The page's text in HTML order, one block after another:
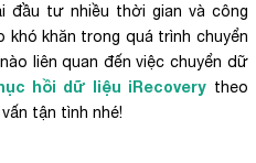
đầu tư nhiều thời gian và công
khó khăn trong quá trình chuyển
liên quan đến việc chuyển dữ
hồi dữ liệu iRecovery theo
tận tình nhé!